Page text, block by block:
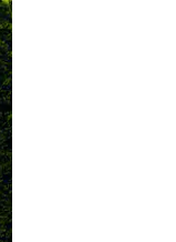
o dedo na tela.